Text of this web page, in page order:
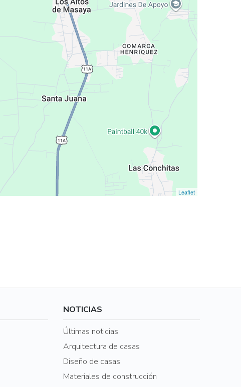
Leaflet
NOTICIAS
Últimas noticias
Arquitectura de casas
Diseño de casas
Materiales de construcción